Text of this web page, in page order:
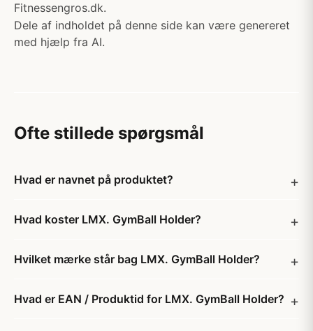
Fitnessengros.dk.
Dele af indholdet på denne side kan være genereret
med hjælp fra AI.
Ofte stillede spørgsmål
Hvad er navnet på produktet?
Hvad koster LMX. GymBall Holder?
Hvilket mærke står bag LMX. GymBall Holder?
Hvad er EAN / Produktid for LMX. GymBall Holder?